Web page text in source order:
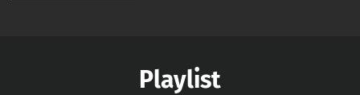
Playlist